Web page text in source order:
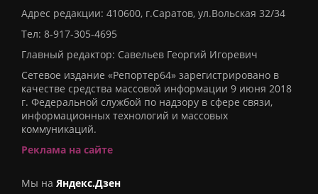
Адрес редакции: 410600, г.Саратов, ул.Вольская 32/34
Тел: 8-917-305-4695
Главный редактор: Савельев Георгий Игоревич
Сетевое издание «Репортер64» зарегистрировано в
качестве средства массовой информации 9 июня 2018
г. Федеральной службой по надзору в сфере связи,
информационных технологий и массовых
коммуникаций.
Реклама на сайте
Мы на Яндекс.Дзен